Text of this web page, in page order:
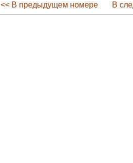
<< В предыдущем номере В